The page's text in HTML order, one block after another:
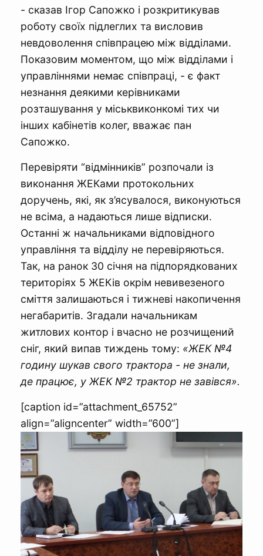
- сказав Ігор Сапожко і розкритикував
роботу своїх підлеглих та висловив
невдоволення співпрацею між відділами.
Показовим моментом, що між відділами і
управліннями немає співпраці, - є факт
незнання деякими керівниками
розташування у міськвиконкомі тих чи
інших кабінетів колег, вважає пан
Сапожко.
Перевіряти “відмінників” розпочали із
виконання ЖЕКами протокольних
доручень, які, як з’ясувалося, виконуються
не всіма, а надаються лише відписки.
Останні ж начальниками відповідного
управління та відділу не перевіряються.
Так, на ранок 30 січня на підпорядкованих
територіях 5 ЖЕКів окрім невивезеного
сміття залишаються і тижневі накопичення
негабаритів. Згадали начальникам
житлових контор і вчасно не розчищений
сніг, який випав тиждень тому: «ЖЕК №4
годину шукав свого трактора - не знали,
де працює, у ЖЕК №2 трактор не завівся».
[caption id=”attachment_65752”
align=”aligncenter” width=”600”]